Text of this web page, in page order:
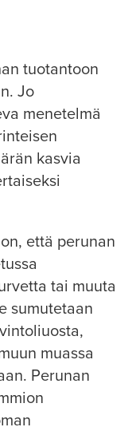
tuotantoon
Jo
menetelmä
kasvia
että perunan
tai muuta
sumutetaan
muassa
Perunan